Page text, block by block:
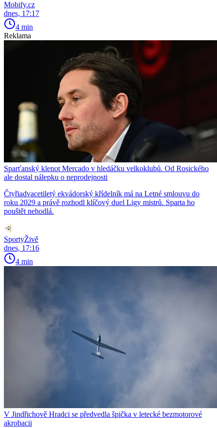
Mobify.cz
dnes, 17:17
4 min
Reklama
Sparťanský klenot Mercado v hledáčku velkoklubů. Od Rosického
ale dostal nálepku o neprodejnosti
Čtyřiadvacetiletý ekvádorský křídelník má na Letné smlouvu do
roku 2029 a právě rozhodl klíčový duel Ligy mistrů. Sparta ho
pouštět nehodlá.
SportyŽivě
dnes, 17:16
4 min
V Jindřichově Hradci se předvedla špička v letecké bezmotorové
akrobacii